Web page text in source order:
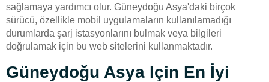
sağlamaya yardımcı olur. Güneydoğu Asya'daki birçok
sürücü, özellikle mobil uygulamaların kullanılamadığı
durumlarda şarj istasyonlarını bulmak veya bilgileri
doğrulamak için bu web sitelerini kullanmaktadır.
Güneydoğu Asya Için En İyi